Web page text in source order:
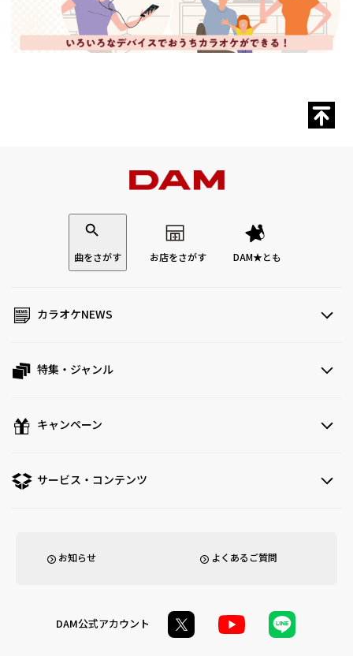
曲をさがす お店をさがす DAM★とも
カラオケNEWS
特集・ジャンル
キャンペーン
サービス・コンテンツ
お知らせ よくあるご質問
DAM公式アカウント